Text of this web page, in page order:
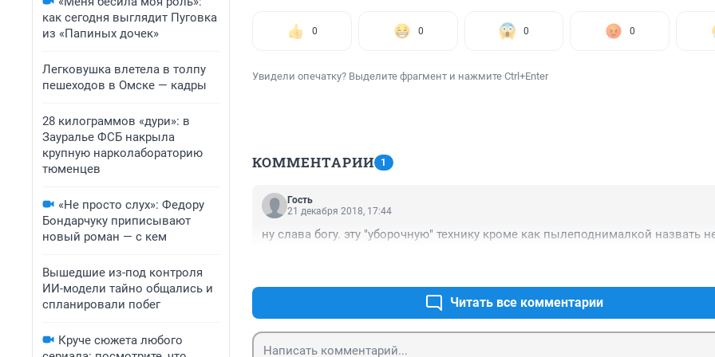
как сегодня выглядит Пуговка
из «Папиных дочек»
Легковушка влетела в толпу
пешеходов в Омске — кадры
28 килограммов «дури»: в
Зауралье ФСБ накрыла
крупную нарколабораторию
тюменцев
«Не просто слух»: Федору
Бондарчуку приписывают
новый роман — с кем
Вышедшие из-под контроля
ИИ-модели тайно общались и
спланировали побег
Круче сюжета любого
0 0 0 0
Увидели опечатку? Выделите фрагмент и нажмите Ctrl+Enter
КОММЕНТАРИИ 1
Гость
21 декабря 2018, 17:44
ну слава богу. эту "уборочную" технику кроме как пылеподнималкой назвать
Читать все комментарии